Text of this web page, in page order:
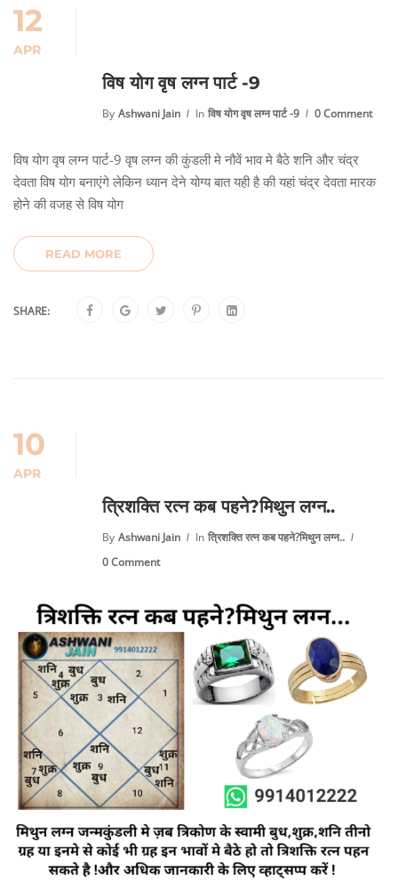
12
APR
विष योग वृष लग्न पार्ट -9
By Ashwani Jain In विष योग वृष लग्न पार्ट -9 0 Comment
विष योग वृष लग्न पार्ट-9 वृष लग्न की कुंडली मे नौवें भाव मे बैठे शनि और चंद्र
देवता विष योग बनाएंगे लेकिन ध्यान देने योग्य बात यही है की यहां चंद्र देवता मारक
होने की वजह से विष योग
READ MORE
SHARE:
10
APR
त्रिशक्ति रत्न कब पहने?मिथुन लग्न..
By Ashwani Jain In त्रिशक्ति रत्न कब पहने?मिथुन लग्न..
0 Comment